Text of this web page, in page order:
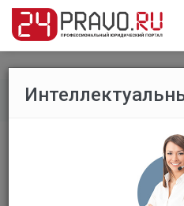
Все публикации / Без
ФСО попросила